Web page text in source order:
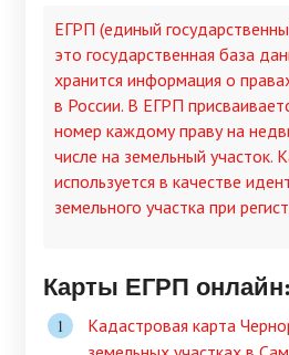
ЕГРП (единый
это государственная база
хранится информация о
в России. В ЕГРП
номер каждому праву на
числе на земельный участок.
используется в качестве
земельного участка при
Карты ЕГРП онлайн:
Кадастровая карта